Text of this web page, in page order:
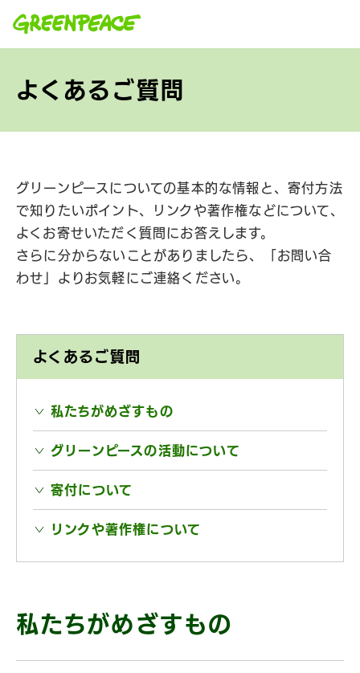
よくあるご質問
グリーンピースについての基本的な情報と、寄付方法
で知りたいポイント、リンクや著作権などについて、
よくお寄せいただく質問にお答えします。
さらに分からないことがありましたら、「お問い合
わせ」よりお気軽にご連絡ください。
よくあるご質問
私たちがめざすもの
グリーンピースの活動について
寄付について
リンクや著作権について
私たちがめざすもの